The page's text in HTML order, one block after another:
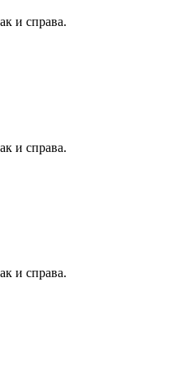
и справа.
и справа.
и справа.